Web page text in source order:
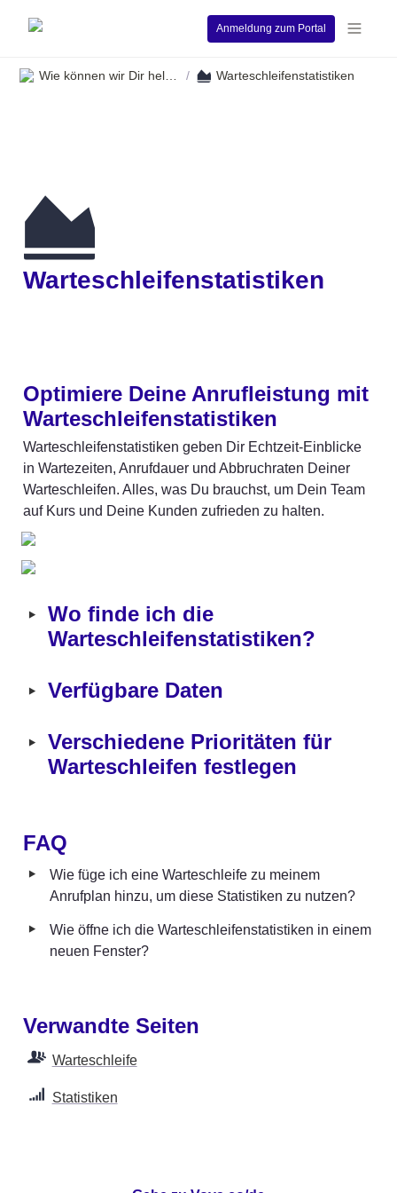
Anmeldung zum Portal
/ Warteschleifenstatistiken
Warteschleifenstatistiken
Optimiere Deine Anrufleistung mit
Warteschleifenstatistiken
Warteschleifenstatistiken geben Dir Echtzeit-Einblicke
in Wartezeiten, Anrufdauer und Abbruchraten Deiner
Warteschleifen. Alles, was Du brauchst, um Dein Team
auf Kurs und Deine Kunden zufrieden zu halten.
‣ Wo finde ich die
Warteschleifenstatistiken?
‣ Verfügbare Daten
‣ Verschiedene Prioritäten für
Warteschleifen festlegen
FAQ
‣
Wie füge ich eine Warteschleife zu meinem
Anrufplan hinzu, um diese Statistiken zu nutzen?
‣
Wie öffne ich die Warteschleifenstatistiken in einem
neuen Fenster?
Verwandte Seiten
Warteschleife
Statistiken